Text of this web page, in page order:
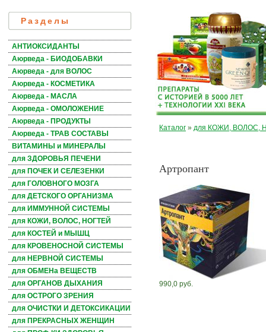
Разделы
АНТИОКСИДАНТЫ
Аюрведа - БИОДОБАВКИ
Аюрведа - для ВОЛОС
Аюрведа - КОСМЕТИКА
Аюрведа - МАСЛА
Аюрведа - ОМОЛОЖЕНИЕ
Аюрведа - ПРОДУКТЫ
Аюрведа - ТРАВ СОСТАВЫ
ВИТАМИНЫ и МИНЕРАЛЫ
для ЗДОРОВЬЯ ПЕЧЕНИ
для ПОЧЕК И СЕЛЕЗЕНКИ
для ГОЛОВНОГО МОЗГА
для ДЕТСКОГО ОРГАНИЗМА
для ИММУННОЙ СИСТЕМЫ
для КОЖИ, ВОЛОС, НОГТЕЙ
для КОСТЕЙ и МЫШЦ
для КРОВЕНОСНОЙ СИСТЕМЫ
для НЕРВНОЙ СИСТЕМЫ
для ОБМЕНа ВЕЩЕСТВ
для ОРГАНОВ ДЫХАНИЯ
для ОСТРОГО ЗРЕНИЯ
для ОЧИСТКИ И ДЕТОКСИКАЦИИ
для ПРЕКРАСНЫХ ЖЕНЩИН
Каталог » для КОЖИ, ВОЛОС,
Артропант
990,0 руб.